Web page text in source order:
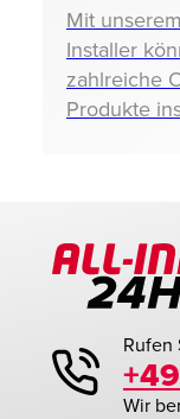
Mit
Installer
zahlreiche
Produkte
Rufen
Wir